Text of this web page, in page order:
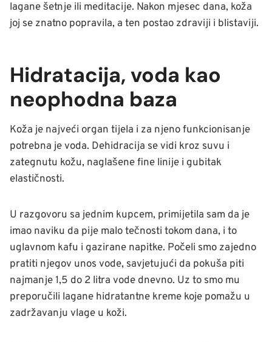
lagane šetnje ili meditacije. Nakon mjesec dana, koža
joj se znatno popravila, a ten postao zdraviji i blistaviji.
Hidratacija, voda kao
neophodna baza
Koža je najveći organ tijela i za njeno funkcionisanje
potrebna je voda. Dehidracija se vidi kroz suvu i
zategnutu kožu, naglašene fine linije i gubitak
elastičnosti.
U razgovoru sa jednim kupcem, primijetila sam da je
imao naviku da pije malo tečnosti tokom dana, i to
uglavnom kafu i gazirane napitke. Počeli smo zajedno
pratiti njegov unos vode, savjetujući da pokuša piti
najmanje 1,5 do 2 litra vode dnevno. Uz to smo mu
preporučili lagane hidratantne kreme koje pomažu u
zadržavanju vlage u koži.